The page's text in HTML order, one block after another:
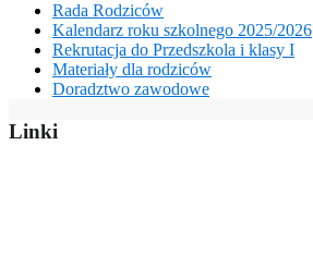
Rada Rodziców
Kalendarz roku szkolnego 2025/2026
Rekrutacja do Przedszkola i klasy I
Materiały dla rodziców
Doradztwo zawodowe
Linki